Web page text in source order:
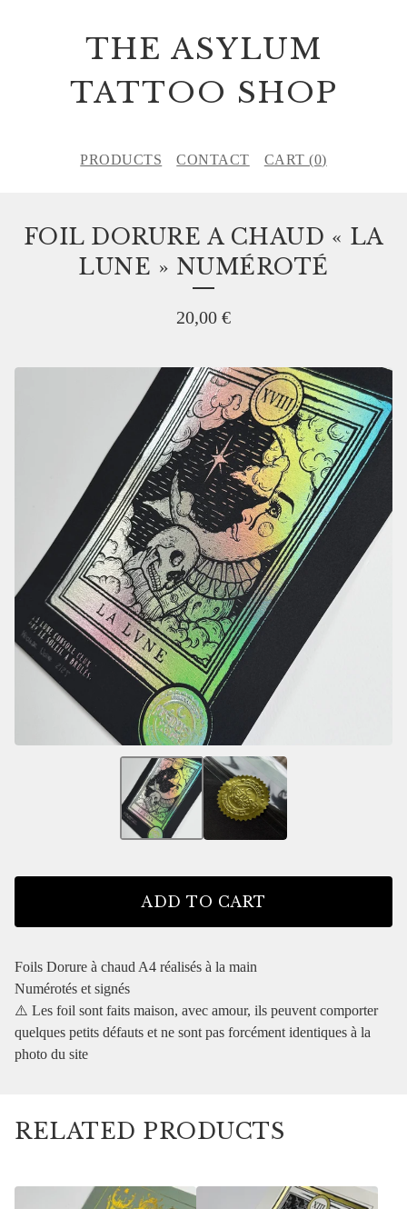
THE ASYLUM
TATTOO SHOP
PRODUCTS CONTACT CART (0)
FOIL DORURE A CHAUD « LA
LUNE » NUMÉROTÉ
20,00 €
ADD TO CART
Foils Dorure à chaud A4 réalisés à la main
Numérotés et signés
⚠️ Les foil sont faits maison, avec amour, ils peuvent comporter
quelques petits défauts et ne sont pas forcément identiques à la
photo du site
RELATED PRODUCTS